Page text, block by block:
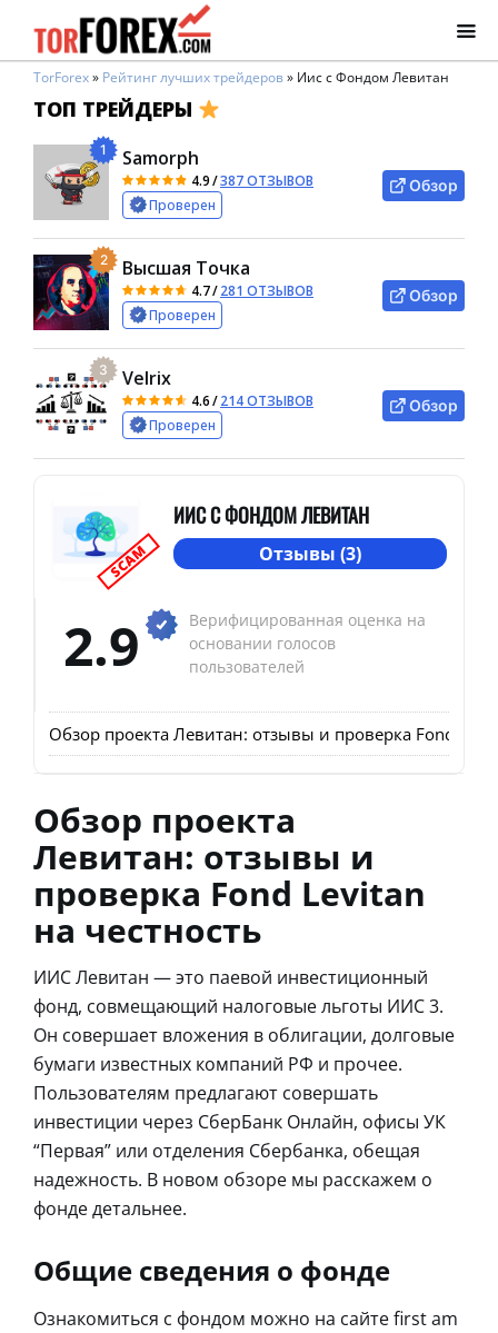
TorForex» Рейтинг лучших трейдеров» Иис с Фондом Левитан
ТОП ТРЕЙДЕРЫ
1 Samorph
4.9/387 ОТЗЫВОВ
Проверен
Обзор
2 Высшая Точка
4.7/281 ОТЗЫВОВ
Проверен
Обзор
3 Velrix
4.6/214 ОТЗЫВОВ
Проверен
Обзор
SCAM
ИИС С ФОНДОМ ЛЕВИТАН
Отзывы (3)
2.9
Верифицированная оценка на
основании голосов
пользователей
Обзор проекта Левитан: отзывы и проверка Fond
Обзор проекта
Левитан: отзывы и
проверка Fond Levitan
на честность
ИИС Левитан — это паевой инвестиционный
фонд, совмещающий налоговые льготы ИИС 3.
Он совершает вложения в облигации, долговые
бумаги известных компаний РФ и прочее.
Пользователям предлагают совершать
инвестиции через СберБанк Онлайн, офисы УК
“Первая” или отделения Сбербанка, обещая
надежность. В новом обзоре мы расскажем о
фонде детальнее.
Общие сведения о фонде
Ознакомиться с фондом можно на сайте first am